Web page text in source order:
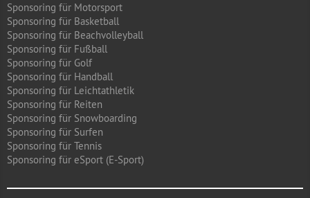
Sponsoring für Motorsport
Sponsoring für Basketball
Sponsoring für Beachvolleyball
Sponsoring für Fußball
Sponsoring für Golf
Sponsoring für Handball
Sponsoring für Leichtathletik
Sponsoring für Reiten
Sponsoring für Snowboarding
Sponsoring für Surfen
Sponsoring für Tennis
Sponsoring für eSport (E-Sport)